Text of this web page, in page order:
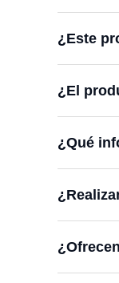
¿Este
¿El
¿Qué